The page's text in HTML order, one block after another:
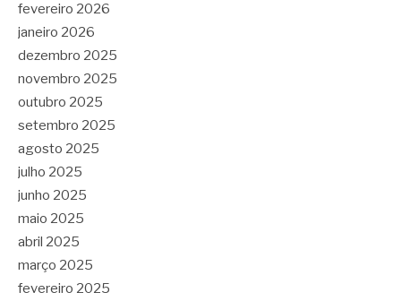
fevereiro 2026
janeiro 2026
dezembro 2025
novembro 2025
outubro 2025
setembro 2025
agosto 2025
julho 2025
junho 2025
maio 2025
abril 2025
março 2025
fevereiro 2025